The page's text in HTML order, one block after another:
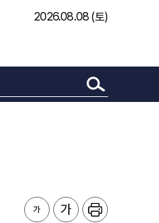
2026.08.08 (토)